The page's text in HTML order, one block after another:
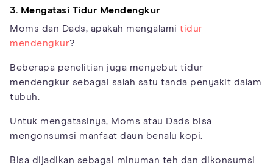
3. Mengatasi Tidur Mendengkur
Moms dan Dads, apakah mengalami tidur
mendengkur?
Beberapa penelitian juga menyebut tidur
mendengkur sebagai salah satu tanda penyakit dalam
tubuh.
Untuk mengatasinya, Moms atau Dads bisa
mengonsumsi manfaat daun benalu kopi.
Bisa dijadikan sebagai minuman teh dan dikonsumsi